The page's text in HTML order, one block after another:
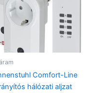
Comfort-Line
hálózati aljzat